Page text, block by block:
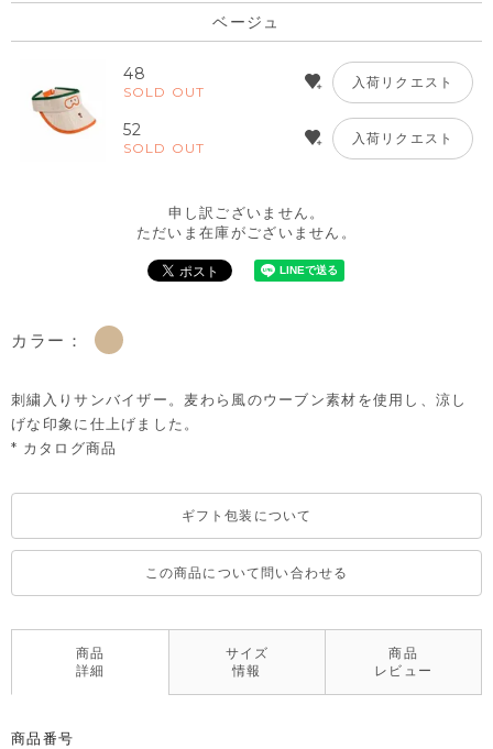
ベージュ
48
SOLD OUT
入荷リクエスト
52
SOLD OUT
入荷リクエスト
申し訳ございません。
ただいま在庫がございません。
カラー：
刺繍入りサンバイザー。麦わら風のウーブン素材を使用し、涼し
げな印象に仕上げました。
* カタログ商品
ギフト包装について
この商品について問い合わせる
商品
詳細
サイズ
情報
商品
レビュー
商品番号